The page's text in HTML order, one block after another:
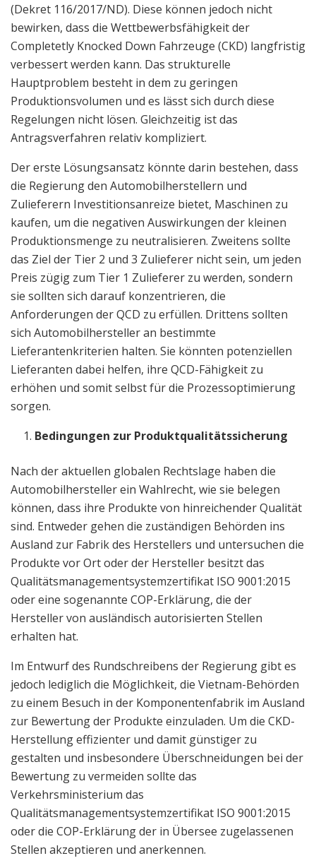
(Dekret 116/2017/ND). Diese können jedoch nicht
bewirken, dass die Wettbewerbsfähigkeit der
Completetly Knocked Down Fahrzeuge (CKD) langfristig
verbessert werden kann. Das strukturelle
Hauptproblem besteht in dem zu geringen
Produktionsvolumen und es lässt sich durch diese
Regelungen nicht lösen. Gleichzeitig ist das
Antragsverfahren relativ kompliziert.
Der erste Lösungsansatz könnte darin bestehen, dass
die Regierung den Automobilherstellern und
Zulieferern Investitionsanreize bietet, Maschinen zu
kaufen, um die negativen Auswirkungen der kleinen
Produktionsmenge zu neutralisieren. Zweitens sollte
das Ziel der Tier 2 und 3 Zulieferer nicht sein, um jeden
Preis zügig zum Tier 1 Zulieferer zu werden, sondern
sie sollten sich darauf konzentrieren, die
Anforderungen der QCD zu erfüllen. Drittens sollten
sich Automobilhersteller an bestimmte
Lieferantenkriterien halten. Sie könnten potenziellen
Lieferanten dabei helfen, ihre QCD-Fähigkeit zu
erhöhen und somit selbst für die Prozessoptimierung
sorgen.
Bedingungen zur Produktqualitätssicherung
Nach der aktuellen globalen Rechtslage haben die
Automobilhersteller ein Wahlrecht, wie sie belegen
können, dass ihre Produkte von hinreichender Qualität
sind. Entweder gehen die zuständigen Behörden ins
Ausland zur Fabrik des Herstellers und untersuchen die
Produkte vor Ort oder der Hersteller besitzt das
Qualitätsmanagementsystemzertifikat ISO 9001:2015
oder eine sogenannte COP-Erklärung, die der
Hersteller von ausländisch autorisierten Stellen
erhalten hat.
Im Entwurf des Rundschreibens der Regierung gibt es
jedoch lediglich die Möglichkeit, die Vietnam-Behörden
zu einem Besuch in der Komponentenfabrik im Ausland
zur Bewertung der Produkte einzuladen. Um die CKD-
Herstellung effizienter und damit günstiger zu
gestalten und insbesondere Überschneidungen bei der
Bewertung zu vermeiden sollte das
Verkehrsministerium das
Qualitätsmanagementsystemzertifikat ISO 9001:2015
oder die COP-Erklärung der in Übersee zugelassenen
Stellen akzeptieren und anerkennen.